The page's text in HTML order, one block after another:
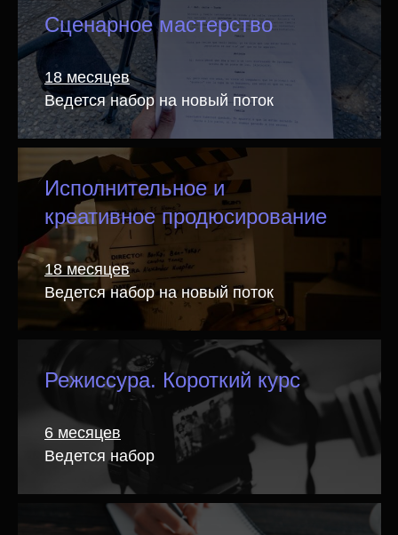
Сценарное мастерство
18 месяцев
Ведется набор на новый поток
Исполнительное и
креативное продюсирование
18 месяцев
Ведется набор на новый поток
Режиссура. Короткий курс
6 месяцев
Ведется набор
Школа кино
«Индустрия» —
это
Дипломы
Выпускники получат диплом о
дополнительном профессиональном
образовании Школы кино и телевидения